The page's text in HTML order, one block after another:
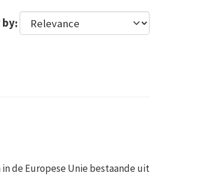
by
de Europese Unie bestaande uit